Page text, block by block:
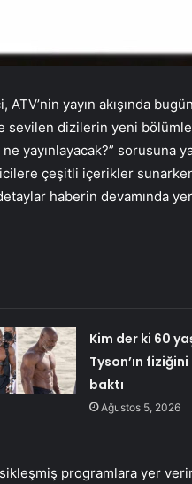
yayın akışında
sevilen dizilerin yeni
yayınlayacak?” sorusuna
çeşitli içerikler
haberin devamında yer
Kim der ki 60
Tyson’ın
baktı
Ağustos 5, 2026
programlara yer